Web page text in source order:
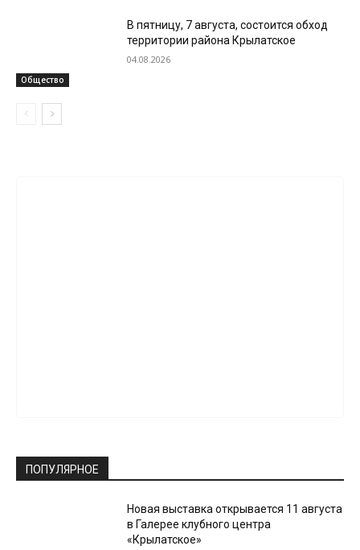
Общество
В пятницу, 7 августа, состоится обход
территории района Крылатское
04.08.2026
ПОПУЛЯРНОЕ
Новая выставка открывается 11 августа
в Галерее клубного центра
«Крылатское»